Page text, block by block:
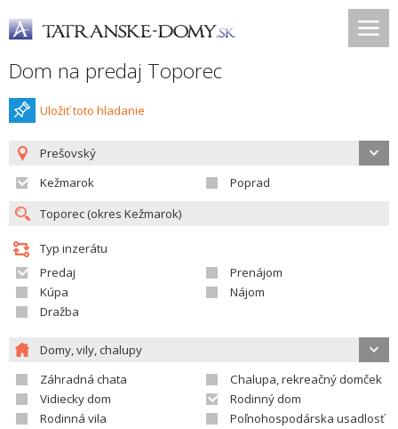
Dom na predaj Toporec
Uložiť toto hladanie
Prešovský
Kežmarok
Poprad
Typ inzerátu
Predaj
Prenájom
Kúpa
Nájom
Dražba
Domy, vily, chalupy
Záhradná chata
Chalupa, rekreačný domček
Vidiecky dom
Rodinný dom
Rodinná vila
Poľnohospodárska usadlosť